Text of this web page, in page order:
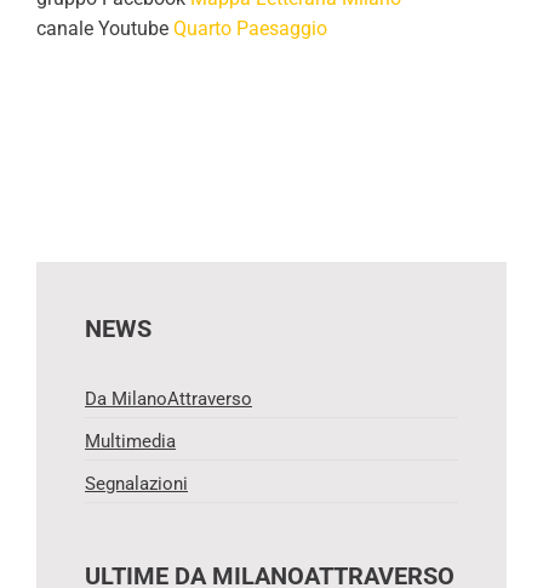
canale Youtube Quarto Paesaggio
NEWS
Da MilanoAttraverso
Multimedia
Segnalazioni
ULTIME DA MILANOATTRAVERSO